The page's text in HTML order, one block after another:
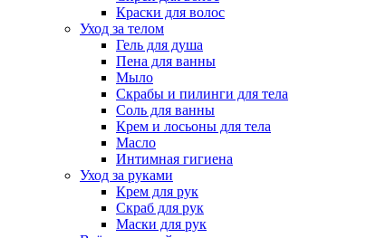
Краски для волос
Уход за телом
Гель для душа
Пена для ванны
Мыло
Скрабы и пилинги для тела
Соль для ванны
Крем и лосьоны для тела
Масло
Интимная гигиена
Уход за руками
Крем для рук
Скраб для рук
Маски для рук